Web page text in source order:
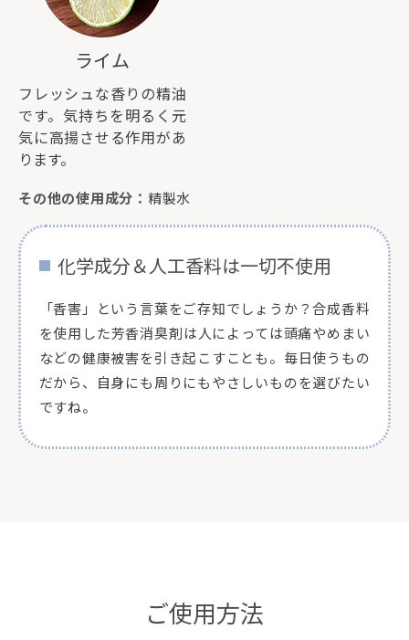
ライム
フレッシュな香りの精油
です。気持ちを明るく元
気に高揚させる作用があ
ります。
その他の使用成分： 精製水
化学成分＆人工香料は一切不使用
「香害」という言葉をご存知でしょうか？合成香料
を使用した芳香消臭剤は人によっては頭痛やめまい
などの健康被害を引き起こすことも。毎日使うもの
だから、自身にも周りにもやさしいものを選びたい
ですね。
ご使用方法